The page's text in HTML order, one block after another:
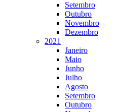
Setembro
Outubro
Novembro
Dezembro
2021
Janeiro
Maio
Junho
Julho
Agosto
Setembro
Outubro